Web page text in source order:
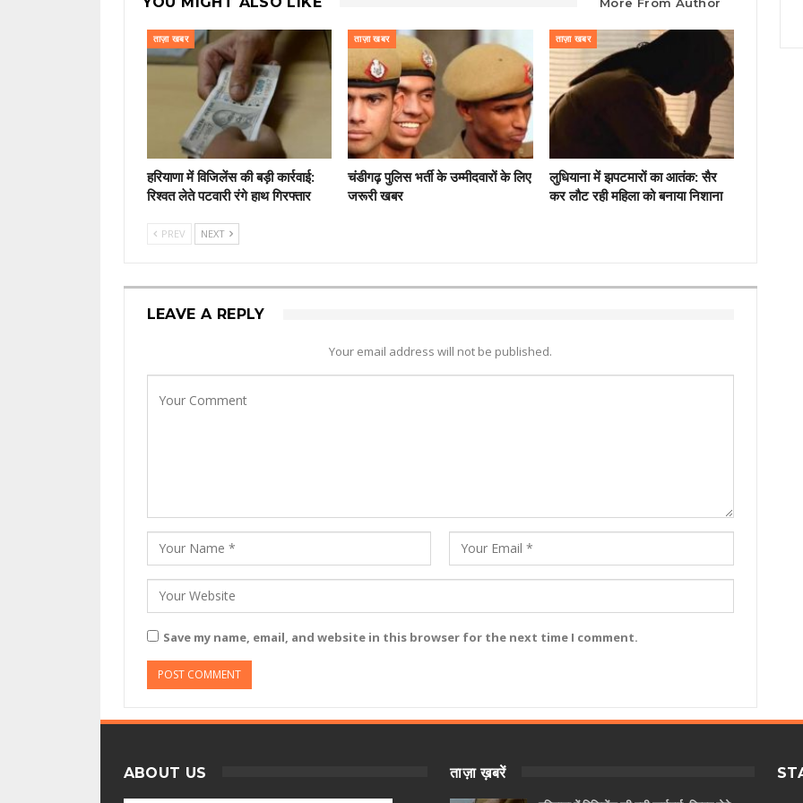
ताज़ा खबर
हरियाणा में विजिलेंस की बड़ी कार्रवाई:
रिश्वत लेते पटवारी रंगे हाथ गिरफ्तार
ताज़ा खबर
चंडीगढ़ पुलिस भर्ती के उम्मीदवारों के लिए
जरूरी खबर
ताज़ा खबर
लुधियाना में झपटमारों का आतंक: सैर
कर लौट रही महिला को बनाया निशाना
PREV NEXT
LEAVE A REPLY
Your email address will not be published.
Save my name, email, and website in this browser for the next time I comment.
ABOUT US ताज़ा ख़बरें